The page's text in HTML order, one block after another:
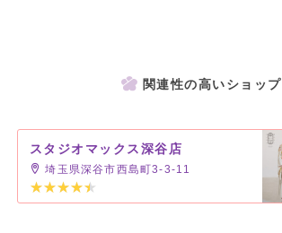
関連性の高いショップ
スタジオマックス深谷店
埼玉県深谷市西島町3-3-11